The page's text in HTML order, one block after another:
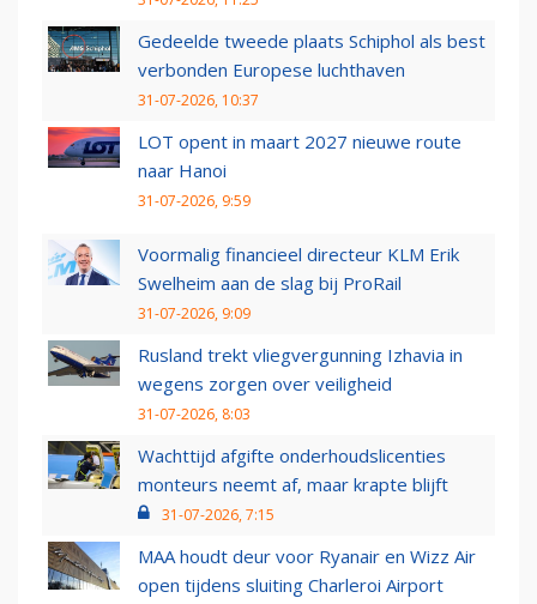
Gedeelde tweede plaats Schiphol als best
verbonden Europese luchthaven
31-07-2026, 10:37
LOT opent in maart 2027 nieuwe route
naar Hanoi
31-07-2026, 9:59
Voormalig financieel directeur KLM Erik
Swelheim aan de slag bij ProRail
31-07-2026, 9:09
Rusland trekt vliegvergunning Izhavia in
wegens zorgen over veiligheid
31-07-2026, 8:03
Wachttijd afgifte onderhoudslicenties
monteurs neemt af, maar krapte blijft
31-07-2026, 7:15
MAA houdt deur voor Ryanair en Wizz Air
open tijdens sluiting Charleroi Airport